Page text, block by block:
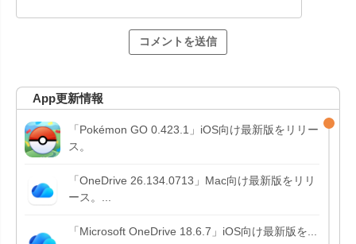
App更新情報
「Pokémon GO 0.423.1」iOS向け最新版をリリー
ス。
「OneDrive 26.134.0713」Mac向け最新版をリリ
ース。...
「Microsoft OneDrive 18.6.7」iOS向け最新版を...